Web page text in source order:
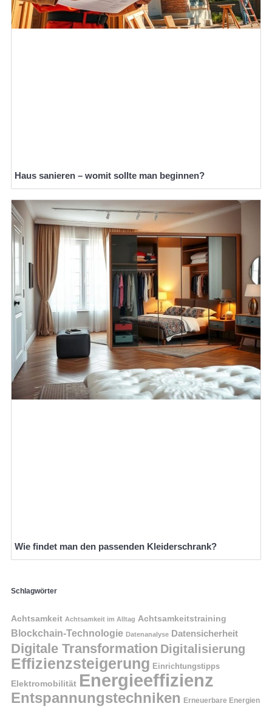
Haus sanieren – womit sollte man beginnen?
Wie findet man den passenden Kleiderschrank?
Schlagwörter
Achtsamkeit Achtsamkeit im Alltag Achtsamkeitstraining
Blockchain-Technologie Datenanalyse Datensicherheit
Digitale Transformation Digitalisierung
Effizienzsteigerung Einrichtungstipps
Elektromobilität Energieeffizienz
Entspannungstechniken Erneuerbare Energien